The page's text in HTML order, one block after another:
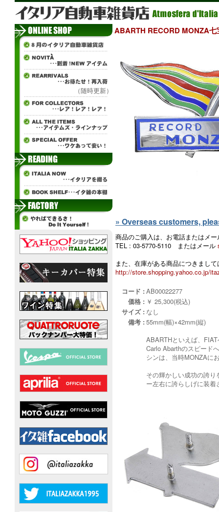
（随時更新）
ABARTH RECORD MONZA七
» Overseas customers,
商品のご購入は、お電話またはメ
TEL : 03-5770-5110 またはメール
また、在庫がある商品につきまし
http://store.shopping.yahoo.co.jp/
コード : AB00022277
価格 : ￥ 25,300(税込)
サイズ : なし
備考 : 55mm(幅)×42mm(縦)
ABARTHといえば、
Carlo Abarthのスピード
シンは、当時MONZAに
その輝かしい成功の誇
ー左右に誇らしげに装